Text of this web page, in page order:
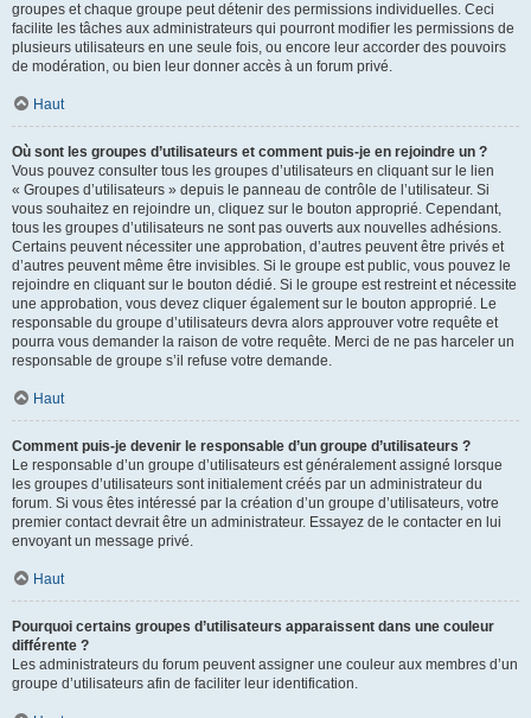
groupes et chaque groupe peut détenir des permissions individuelles. Ceci
facilite les tâches aux administrateurs qui pourront modifier les permissions de
plusieurs utilisateurs en une seule fois, ou encore leur accorder des pouvoirs
de modération, ou bien leur donner accès à un forum privé.
Haut
Où sont les groupes d’utilisateurs et comment puis-je en rejoindre un ?
Vous pouvez consulter tous les groupes d’utilisateurs en cliquant sur le lien
« Groupes d’utilisateurs » depuis le panneau de contrôle de l’utilisateur. Si
vous souhaitez en rejoindre un, cliquez sur le bouton approprié. Cependant,
tous les groupes d’utilisateurs ne sont pas ouverts aux nouvelles adhésions.
Certains peuvent nécessiter une approbation, d’autres peuvent être privés et
d’autres peuvent même être invisibles. Si le groupe est public, vous pouvez le
rejoindre en cliquant sur le bouton dédié. Si le groupe est restreint et nécessite
une approbation, vous devez cliquer également sur le bouton approprié. Le
responsable du groupe d’utilisateurs devra alors approuver votre requête et
pourra vous demander la raison de votre requête. Merci de ne pas harceler un
responsable de groupe s’il refuse votre demande.
Haut
Comment puis-je devenir le responsable d’un groupe d’utilisateurs ?
Le responsable d’un groupe d’utilisateurs est généralement assigné lorsque
les groupes d’utilisateurs sont initialement créés par un administrateur du
forum. Si vous êtes intéressé par la création d’un groupe d’utilisateurs, votre
premier contact devrait être un administrateur. Essayez de le contacter en lui
envoyant un message privé.
Haut
Pourquoi certains groupes d’utilisateurs apparaissent dans une couleur
différente ?
Les administrateurs du forum peuvent assigner une couleur aux membres d’un
groupe d’utilisateurs afin de faciliter leur identification.